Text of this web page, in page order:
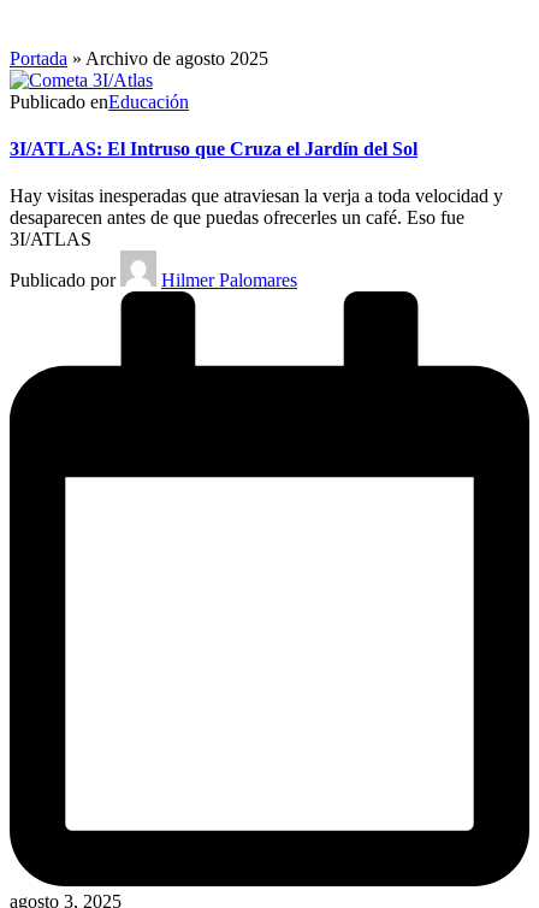
Portada » Archivo de agosto 2025
Publicado enEducación
3I/ATLAS: El Intruso que Cruza el Jardín del Sol
Hay visitas inesperadas que atraviesan la verja a toda velocidad y
desaparecen antes de que puedas ofrecerles un café. Eso fue
3I/ATLAS
Publicado por
Hilmer Palomares
agosto 3, 2025